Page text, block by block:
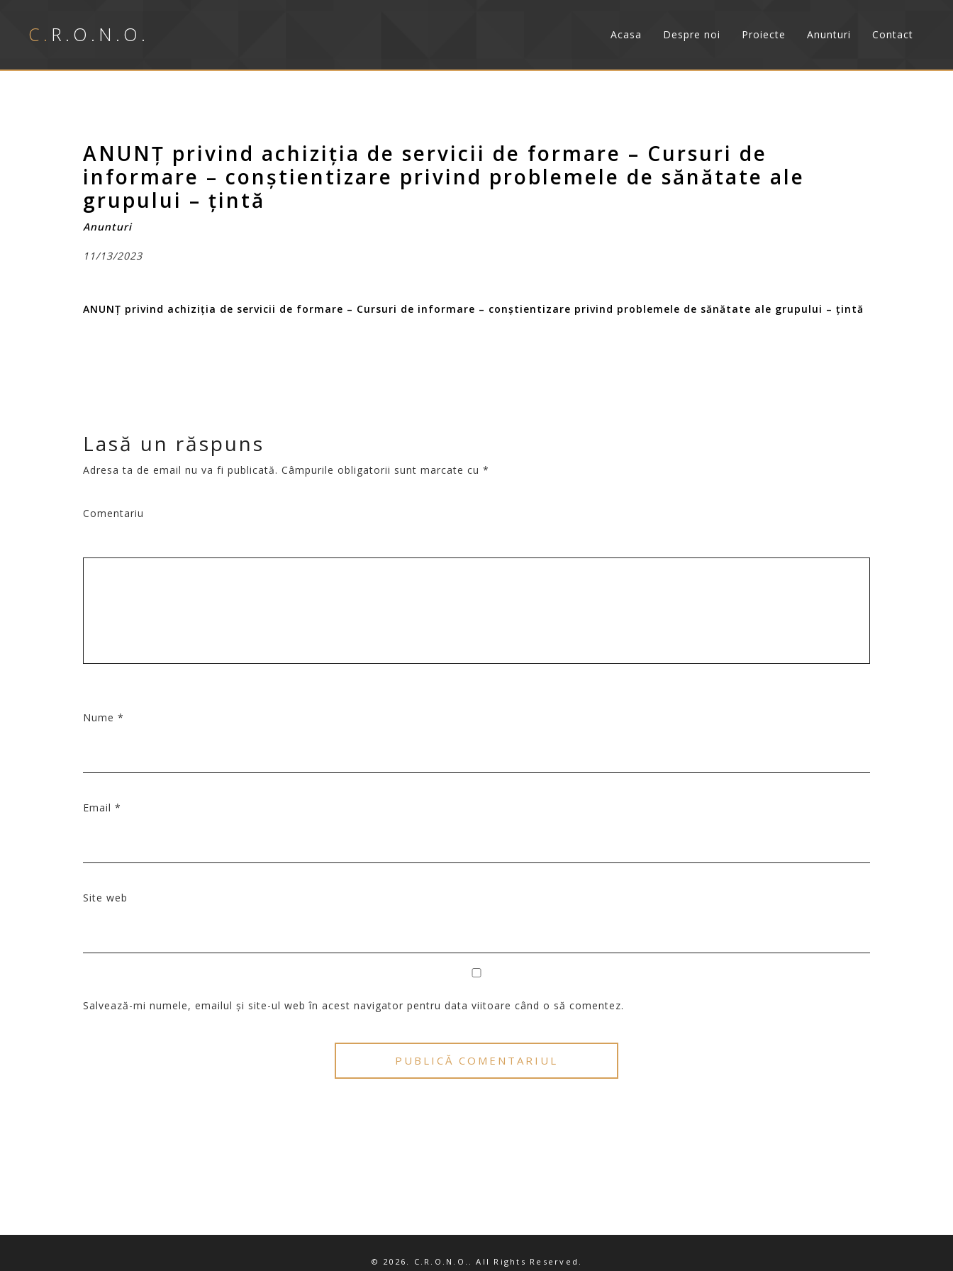
C.R.O.N.O. Acasa Despre noi Proiecte Anunturi Contact
ANUNȚ privind achiziția de servicii de formare – Cursuri de
informare – conștientizare privind problemele de sănătate ale
grupului – țintă
Anunturi
11/13/2023
ANUNȚ privind achiziția de servicii de formare – Cursuri de informare – conștientizare privind problemele de sănătate ale grupului – țintă
Lasă un răspuns
Adresa ta de email nu va fi publicată. Câmpurile obligatorii sunt marcate cu *
Comentariu
Nume *
Email *
Site web
Salvează-mi numele, emailul și site-ul web în acest navigator pentru data viitoare când o să comentez.
© 2026. C.R.O.N.O.. All Rights Reserved.